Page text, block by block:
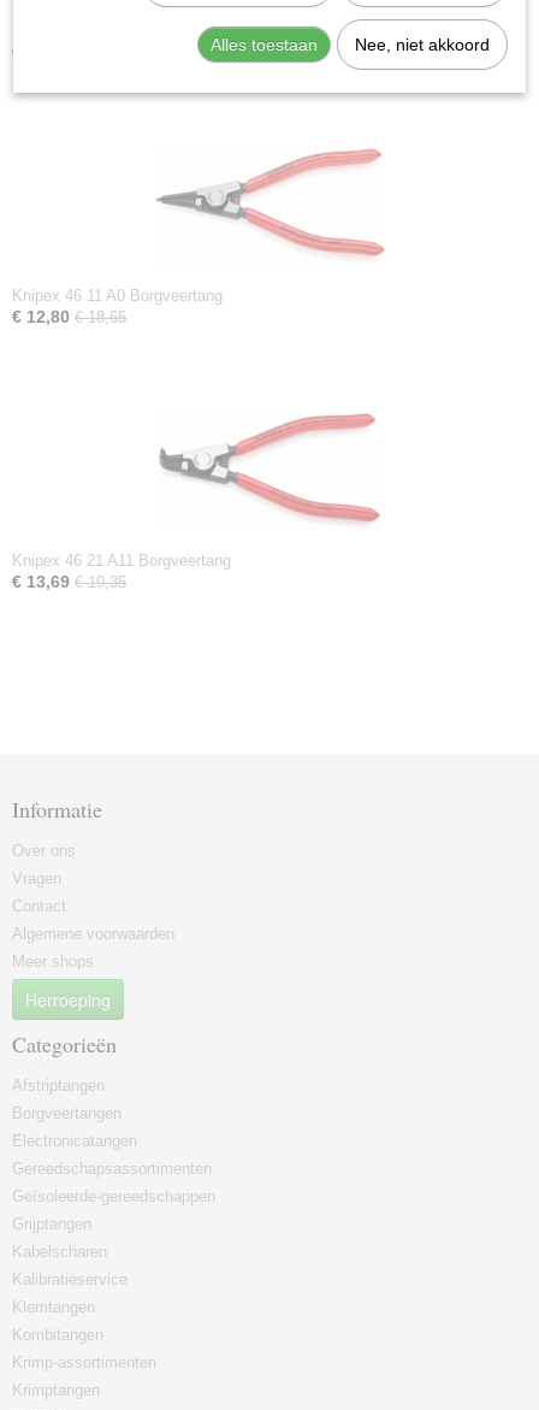
Knipex 46 11 A1 Borgveertang
€ 12,59
Knipex 46 11 A0 Borgveertang
€ 12,80 € 18,65
Knipex 46 21 A11 Borgveertang
€ 13,69 € 19,35
Informatie
Over ons
Vragen
Contact
Algemene voorwaarden
Meer shops
Herroeping
Categorieën
Afstriptangen
Borgveertangen
Electronicatangen
Gereedschapsassortimenten
Geïsoleerde-gereedschappen
Grijptangen
Kabelscharen
Kalibratieservice
Klemtangen
Kombitangen
Krimp-assortimenten
Krimptangen
Alles toestaan Nee, niet akkoord